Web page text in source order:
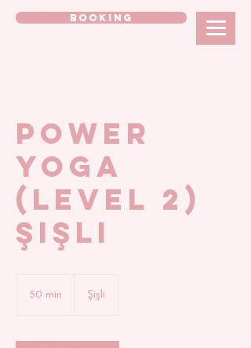
BOOKING
POWER
YOGA
(Level 2)
Şişli
50 min
i
Şişli